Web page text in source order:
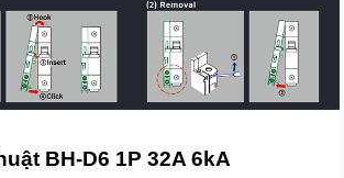
BH-D6 1P 32A 6kA